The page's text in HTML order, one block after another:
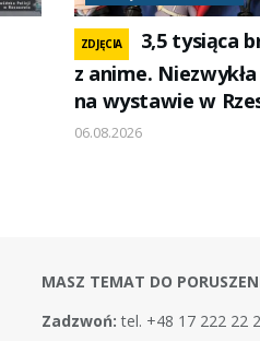
ZDJĘCIA
3,5 tysiąca
z anime.
na wystawie w
06.08.2026
MASZ TEMAT DO
Zadzwoń: tel. +48 17 222 22